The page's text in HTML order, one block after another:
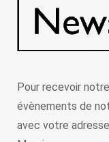
Pour recevoir
évènements de
avec votre